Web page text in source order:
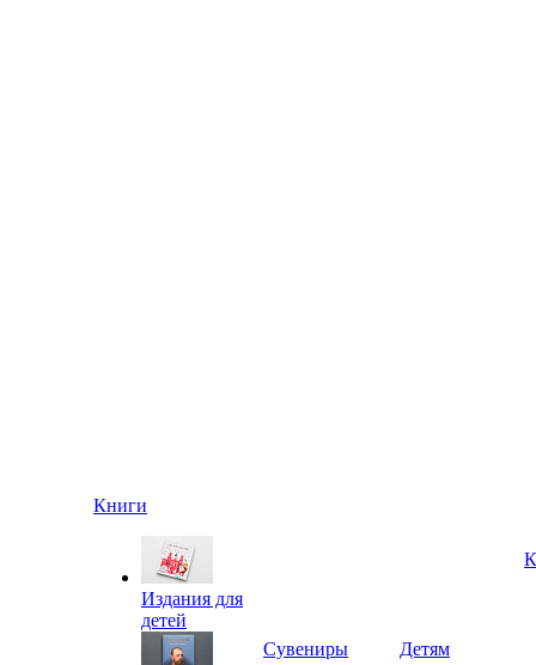
Книги
Издания для
детей
Сувениры Детям